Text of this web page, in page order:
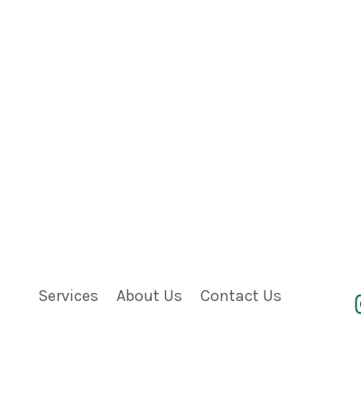
Services About Us Contact Us